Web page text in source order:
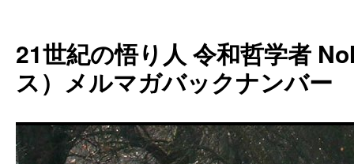
テ
ン
ツ
へ
キ
ッ
プ
21世紀の悟り人 令和哲学者
ス）メルマガバックナンバー